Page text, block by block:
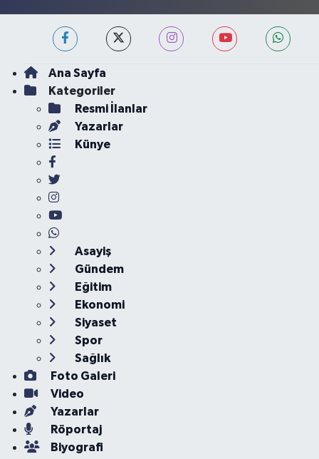
Ana Sayfa
Kategoriler
Resmi İlanlar
Yazarlar
Künye
Asayiş
Gündem
Eğitim
Ekonomi
Siyaset
Spor
Sağlık
Foto Galeri
Video
Yazarlar
Röportaj
Biyografi